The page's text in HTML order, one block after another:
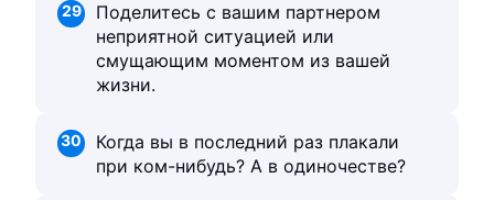
29
Поделитесь с вашим партнером
неприятной ситуацией или
смущающим моментом из вашей
жизни.
30
Когда вы в последний раз плакали
при ком-нибудь? А в одиночестве?